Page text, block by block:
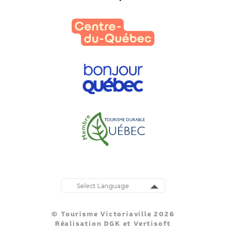
© Tourisme Victoriaville 2026
Réalisation DGK et Vertisoft